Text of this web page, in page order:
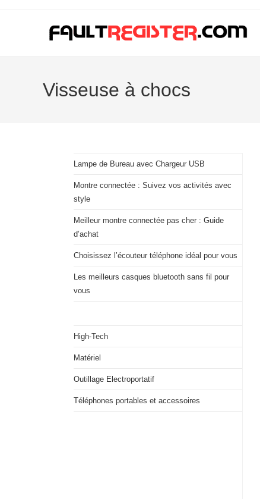
Visseuse à chocs
Lampe de Bureau avec Chargeur USB
Montre connectée : Suivez vos activités avec
style
Meilleur montre connectée pas cher : Guide
d’achat
Choisissez l’écouteur téléphone idéal pour vous
Les meilleurs casques bluetooth sans fil pour
vous
High-Tech
Matériel
Outillage Electroportatif
Téléphones portables et accessoires